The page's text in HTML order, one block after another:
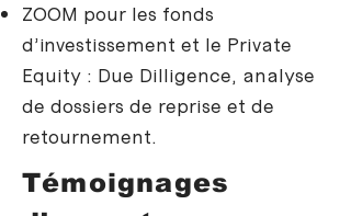
ZOOM pour les fonds
d’investissement et le Private
Equity : Due Dilligence, analyse
de dossiers de reprise et de
retournement.
Témoignages